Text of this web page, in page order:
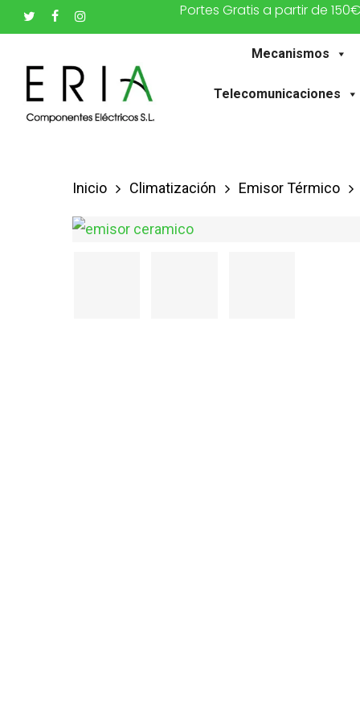
Saltar
al
contenido
principal
twitter facebookinstagram Portes Gratis a partir de
Mecanismos
Telecomunicaciones
Inicio Climatización Emisor Térmico